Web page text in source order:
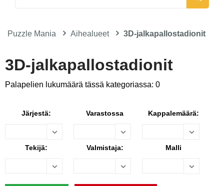
Puzzle Mania Aihealueet 3D-jalkapallostadionit
3D-jalkapallostadionit
Palapelien lukumäärä tässä kategoriassa: 0
Järjestä: Varastossa Kappalemäärä:
Tekijä: Valmistaja: Malli